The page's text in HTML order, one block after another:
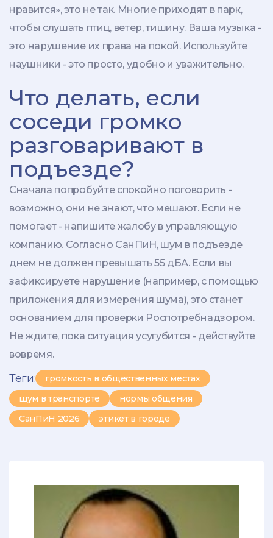
нравится», это не так. Многие приходят в парк,
чтобы слушать птиц, ветер, тишину. Ваша музыка -
это нарушение их права на покой. Используйте
наушники - это просто, удобно и уважительно.
Что делать, если
соседи громко
разговаривают в
подъезде?
Сначала попробуйте спокойно поговорить -
возможно, они не знают, что мешают. Если не
помогает - напишите жалобу в управляющую
компанию. Согласно СанПиН, шум в подъезде
днем не должен превышать 55 дБА. Если вы
зафиксируете нарушение (например, с помощью
приложения для измерения шума), это станет
основанием для проверки Роспотребнадзором.
Не ждите, пока ситуация усугубится - действуйте
вовремя.
Теги:
громкость в общественных местах
шум в транспорте
нормы общения
СанПиН 2026
этикет в городе